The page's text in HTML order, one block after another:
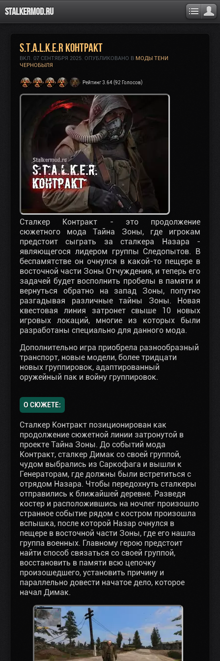
Stalkermod.ru
S.T.A.L.K.E.R Контракт
ВКЛ. 07 СЕНТЯБРЯ 2025. ОПУБЛИКОВАНО В МОДЫ ТЕНИ
ЧЕРНОБЫЛЯ
Рейтинг 3.64 (92 Голосов)
Сталкер Контракт - это продолжение
сюжетного мода Тайна Зоны, где игрокам
предстоит сыграть за сталкера Назара -
являющегося лидером группы Следопытов. В
беспамятстве он очнулся в какой-то пещере в
восточной части Зоны Отчуждения, и теперь его
задачей будет восполнить пробелы в памяти и
вернуться обратно на запад Зоны, попутно
разгадывая различные тайны Зоны. Новая
квестовая линия затронет свыше 10 новых
игровых локаций, многие из которых были
разработаны специально для данного мода.
Дополнительно игра приобрела разнообразный
транспорт, новые модели, более тридцати
новых группировок, адаптированный
оружейный пак и войну группировок.
О СЮЖЕТЕ:
Сталкер Контракт позиционирован как
продолжение сюжетной линии затронутой в
проекте Тайна Зоны. До событий мода
Контракт, сталкер Димак со своей группой,
чудом выбрались из Саркофага и вышли к
Генераторам, где должны были встретиться с
отрядом Назара. Чтобы передохнуть сталкеры
отправились к ближайшей деревне. Разведя
костер и расположившись на ночлег произошло
странное событие рядом с костром произошла
вспышка, после которой Назар очнулся в
пещере в восточной части Зоны, где его нашла
группа военных. Главному герою предстоит
найти способ связаться со своей группой,
восстановить в памяти всю цепочку
произошедшего, установить причину и
параллельно довести начатое дело, которое
начал Димак.